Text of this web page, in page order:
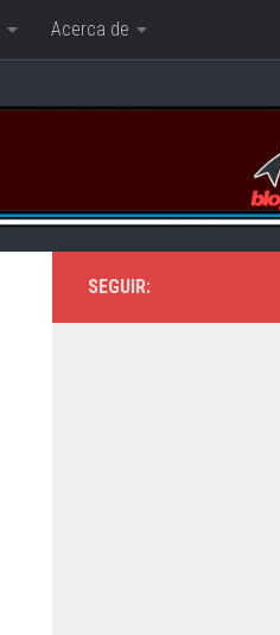
Acerca de
SEGUIR: